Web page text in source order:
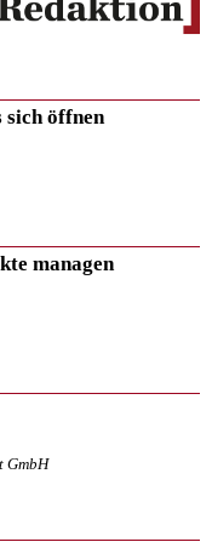
sich öffnen
managen
GmbH